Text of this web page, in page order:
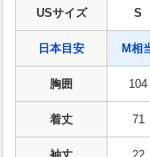
USサイズ S
日本目安 M相
胸囲 104
着丈 71